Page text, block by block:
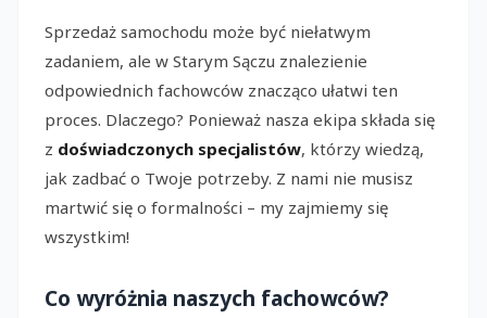
Sprzedaż samochodu może być niełatwym
zadaniem, ale w Starym Sączu znalezienie
odpowiednich fachowców znacząco ułatwi ten
proces. Dlaczego? Ponieważ nasza ekipa składa się
z doświadczonych specjalistów, którzy wiedzą,
jak zadbać o Twoje potrzeby. Z nami nie musisz
martwić się o formalności – my zajmiemy się
wszystkim!
Co wyróżnia naszych fachowców?